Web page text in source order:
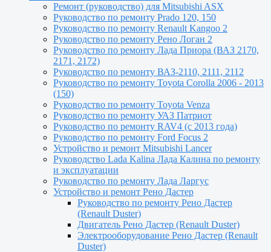
Ремонт (руководство) для Mitsubishi ASX
Руководство по ремонту Prado 120, 150
Руководство по ремонту Renault Kangoo 2
Руководство по ремонту Рено Логан 2
Руководство по ремонту Лада Приора (ВАЗ 2170,
2171, 2172)
Руководство по ремонту ВАЗ-2110, 2111, 2112
Руководство по ремонту Toyota Сorolla 2006 - 2013
(150)
Руководство по ремонту Toyota Venza
Руководство по ремонту УАЗ Патриот
Руководство по ремонту RAV4 (с 2013 года)
Руководство по ремонту Ford Focus 2
Устройство и ремонт Mitsubishi Lancer
Руководство Lada Kalina Лада Калина по ремонту
и эксплуатации
Руководство по ремонту Лада Ларгус
Устройство и ремонт Рено Дастер
Руководство по ремонту Рено Дастер
(Renault Duster)
Двигатель Рено Дастер (Renault Duster)
Электрооборудование Рено Дастер (Renault
Duster)